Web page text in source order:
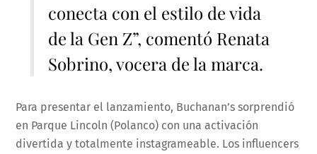
conecta con el estilo de vida
de la Gen Z”, comentó Renata
Sobrino, vocera de la marca.
Para presentar el lanzamiento, Buchanan’s sorprendió
en Parque Lincoln (Polanco) con una activación
divertida y totalmente instagrameable. Los influencers